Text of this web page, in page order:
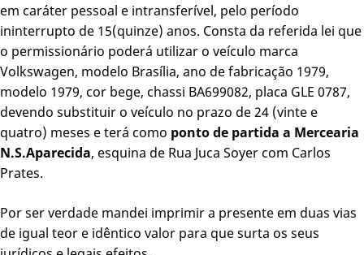
em caráter pessoal e intransferível, pelo período
ininterrupto de 15(quinze) anos. Consta da referida lei que
o permissionário poderá utilizar o veículo marca
Volkswagen, modelo Brasília, ano de fabricação 1979,
modelo 1979, cor bege, chassi BA699082, placa GLE 0787,
devendo substituir o veículo no prazo de 24 (vinte e
quatro) meses e terá como ponto de partida a Mercearia
N.S.Aparecida, esquina de Rua Juca Soyer com Carlos
Prates.
Por ser verdade mandei imprimir a presente em duas vias
de igual teor e idêntico valor para que surta os seus